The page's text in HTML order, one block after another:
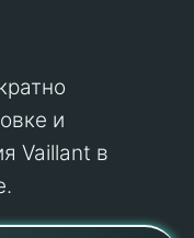
и
Vaillant в